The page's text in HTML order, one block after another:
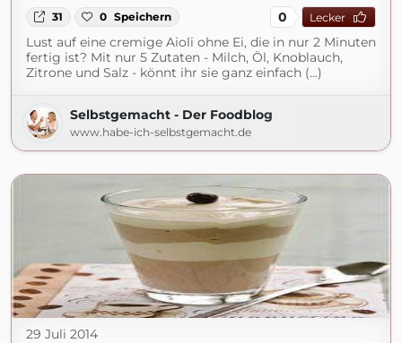
31 0 Speichern 0 Lecker
Lust auf eine cremige Aioli ohne Ei, die in nur 2 Minuten
fertig ist? Mit nur 5 Zutaten - Milch, Öl, Knoblauch,
Zitrone und Salz - könnt ihr sie ganz einfach (...)
Selbstgemacht - Der Foodblog
www.habe-ich-selbstgemacht.de
29 Juli 2014